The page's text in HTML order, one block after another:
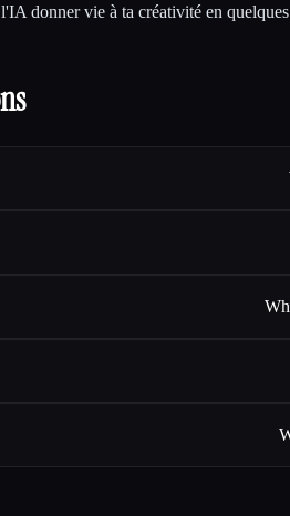
donner vie à ta créativité en quelques